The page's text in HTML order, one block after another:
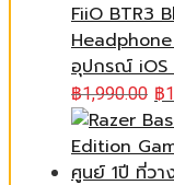
FiiO BTR3
อุปกรณ์ iOS
฿1,990.00 ฿